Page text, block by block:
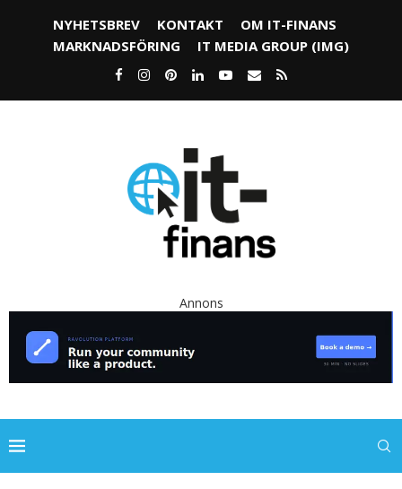
NYHETSBREV KONTAKT
OM IT-FINANS
MARKNADSFÖRING
IT MEDIA GROUP (IMG)
Annons